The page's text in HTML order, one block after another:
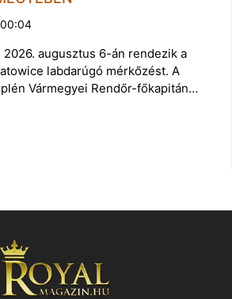
2026. augusztus 6-án rendezik a
labdarúgó mérkőzést. A
Vármegyei Rendőr-főkapitán…